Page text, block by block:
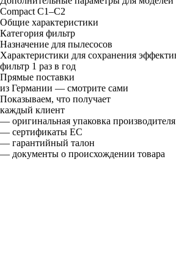
Compact C1–C2
Общие характеристики
Категория фильтр
Назначение для пылесосов
Характеристики для сохранения
фильтр 1 раз в год
Прямые поставки
из Германии — смотрите сами
Показываем, что получает
каждый клиент
— оригинальная упаковка производителя
— сертификаты ЕС
— гарантийный талон
— документы о происхождении товара